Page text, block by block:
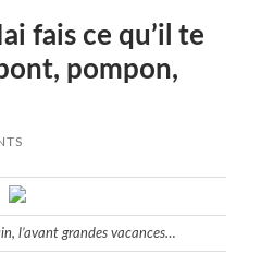
fais ce qu’il te
pompon,
l’avant grandes vacances…